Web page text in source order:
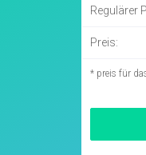
Regulärer
Preis:
* preis für